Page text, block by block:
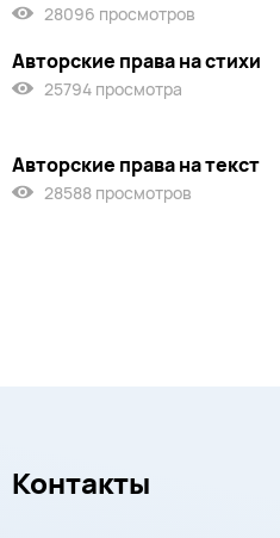
28096 просмотров
Авторские права на стихи
25794 просмотра
Авторские права на текст
28588 просмотров
Контакты